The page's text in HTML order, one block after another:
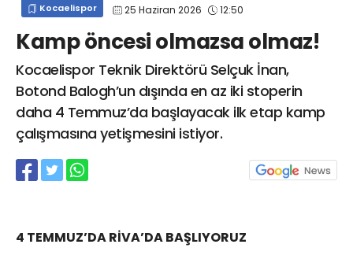
Kocaelispor 25 Haziran 2026 12:50
Kamp öncesi olmazsa olmaz!
Kocaelispor Teknik Direktörü Selçuk İnan,
Botond Balogh’un dışında en az iki stoperin
daha 4 Temmuz’da başlayacak ilk etap kamp
çalışmasına yetişmesini istiyor.
4 TEMMUZ’DA RİVA’DA BAŞLIYORUZ
info@spor41.com